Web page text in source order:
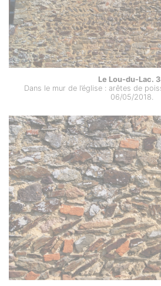
Le Lou-du-Lac.
Dans le mur de l’église : arêtes de
06/05/2018.